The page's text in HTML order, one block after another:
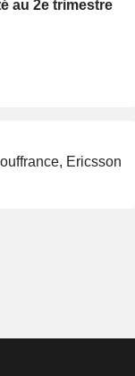
au 2e trimestre
Ericsson